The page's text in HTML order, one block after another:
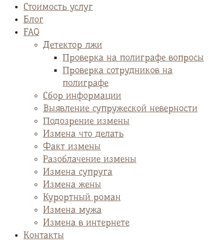
Стоимость услуг
Блог
FAQ
Детектор лжи
Проверка на полиграфе вопросы
Проверка сотрудников на
полиграфе
Сбор информации
Выявление супружеской неверности
Подозрение измены
Измена что делать
Факт измены
Разоблачение измены
Измена супруга
Измена жены
Курортный роман
Измена мужа
Измена в интернете
Контакты